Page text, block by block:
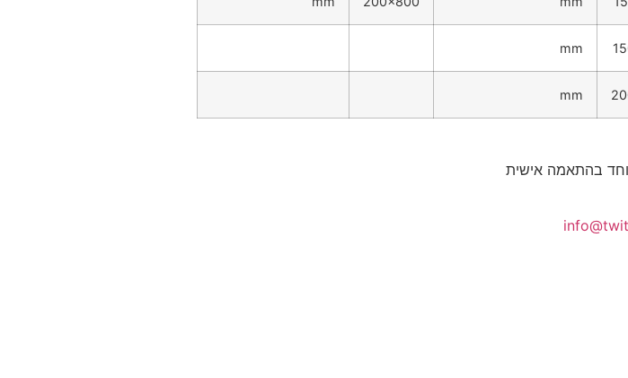
mm
mm
בהתאמה אישית